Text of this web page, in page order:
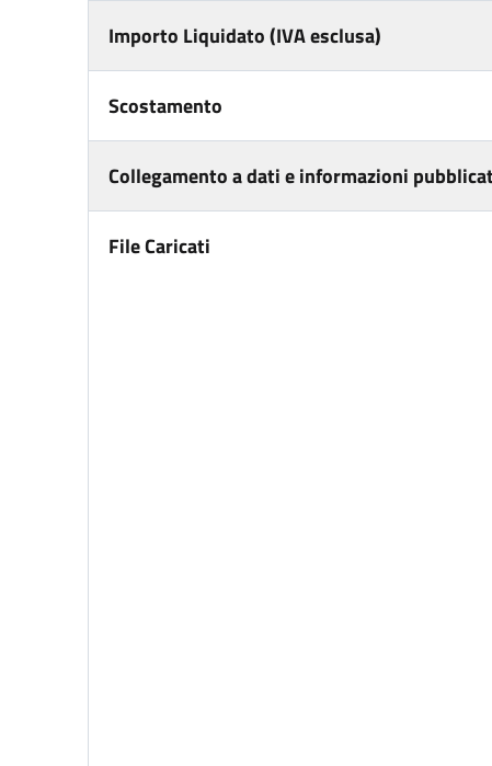
Importo Liquidato (IVA esclusa)
Scostamento
Collegamento a dati e informazioni
File Caricati